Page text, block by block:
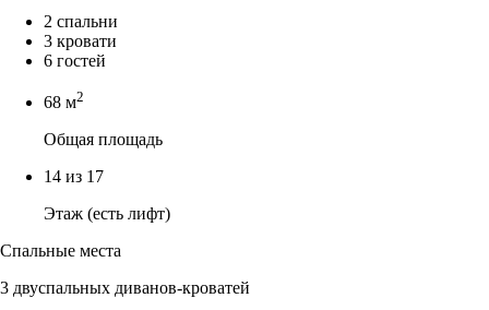
2 спальни
3 кровати
6 гостей
68 м2
Общая площадь
14 из 17
Этаж (есть лифт)
Спальные места
3 двуспальных диванов-кроватей